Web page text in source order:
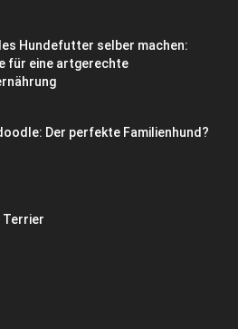
Hundefutter selber machen:
für eine artgerechte
Der perfekte Familienhund?
Terrier